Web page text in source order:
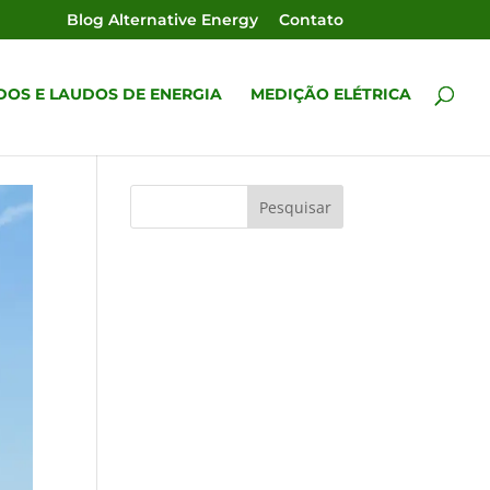
Blog Alternative Energy Contato
E LAUDOS DE ENERGIA MEDIÇÃO ELÉTRICA